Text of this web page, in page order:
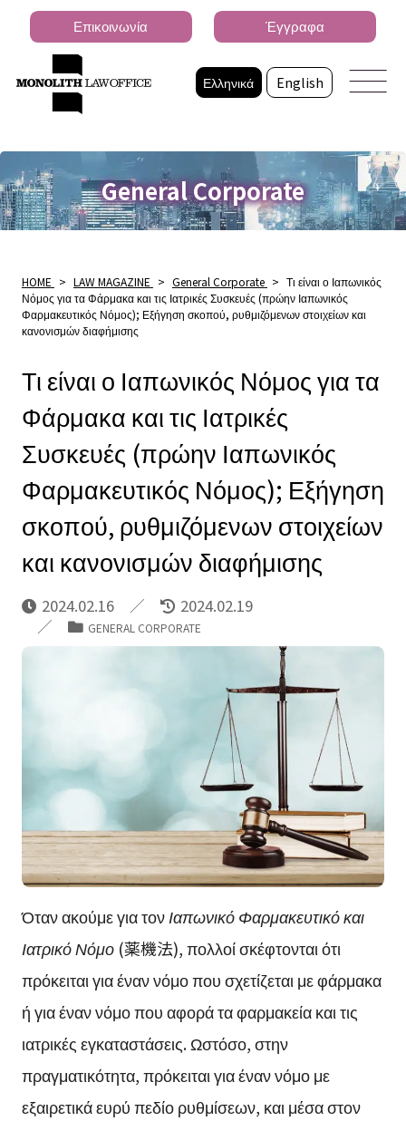
Ελληνικά English
Επικοινωνία Έγγραφα
General Corporate
HOME > LAW MAGAZINE > General Corporate > Τι είναι ο Ιαπωνικός
Νόμος για τα Φάρμακα και τις Ιατρικές Συσκευές (πρώην Ιαπωνικός
Φαρμακευτικός Νόμος); Εξήγηση σκοπού, ρυθμιζόμενων στοιχείων και
κανονισμών διαφήμισης
Τι είναι ο Ιαπωνικός Νόμος για τα
Φάρμακα και τις Ιατρικές
Συσκευές (πρώην Ιαπωνικός
Φαρμακευτικός Νόμος); Εξήγηση
σκοπού, ρυθμιζόμενων στοιχείων
και κανονισμών διαφήμισης
2024.02.16 2024.02.19
GENERAL CORPORATE
Όταν ακούμε για τονΙαπωνικό Φαρμακευτικό και
Ιατρικό Νόμο(薬機法), πολλοί σκέφτονται ότι
πρόκειται για έναν νόμο που σχετίζεται με φάρμακα
ή για έναν νόμο που αφορά τα φαρμακεία και τις
ιατρικές εγκαταστάσεις. Ωστόσο, στην
πραγματικότητα, πρόκειται για έναν νόμο με
εξαιρετικά ευρύ πεδίο ρυθμίσεων, και μέσα στον